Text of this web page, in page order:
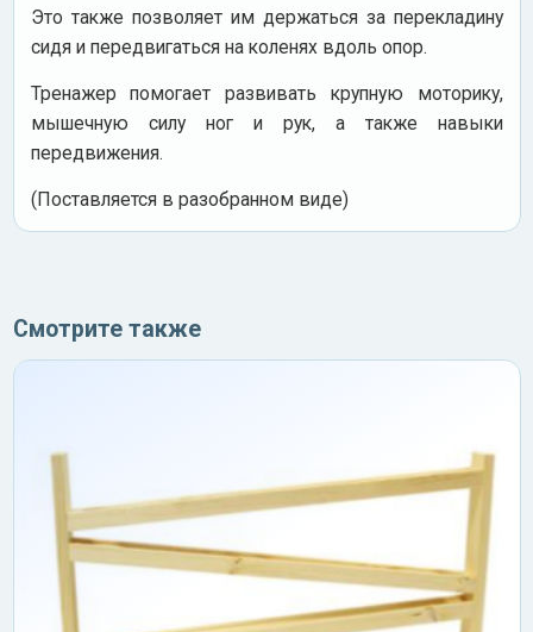
Это также позволяет им держаться за перекладину
сидя и передвигаться на коленях вдоль опор.
Тренажер помогает развивать крупную моторику,
мышечную силу ног и рук, а также навыки
передвижения.
(Поставляется в разобранном виде)
Смотрите также